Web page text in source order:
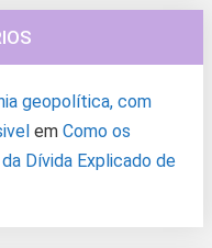
geopolítica, com
em Como os
Dívida Explicado de